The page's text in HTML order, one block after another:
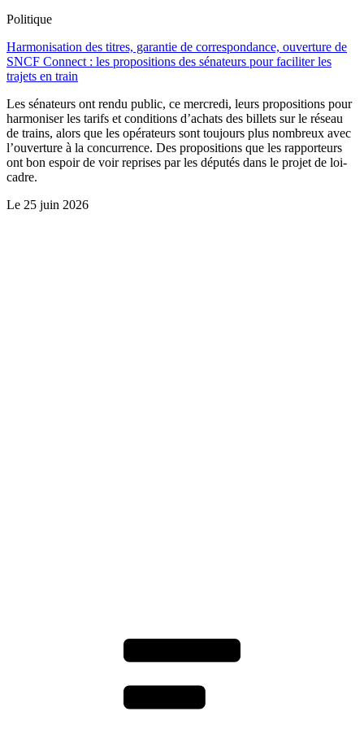
Politique
Harmonisation des titres, garantie de correspondance, ouverture de
SNCF Connect : les propositions des sénateurs pour faciliter les
trajets en train
Les sénateurs ont rendu public, ce mercredi, leurs propositions pour
harmoniser les tarifs et conditions d’achats des billets sur le réseau
de trains, alors que les opérateurs sont toujours plus nombreux avec
l’ouverture à la concurrence. Des propositions que les rapporteurs
ont bon espoir de voir reprises par les députés dans le projet de loi-
cadre.
Le 25 juin 2026